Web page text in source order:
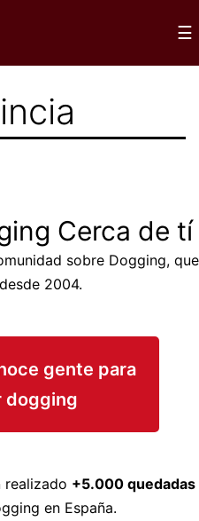
☰
×
Cerca de tí
sobre Dogging, que
2004.
gente para
dogging
+5.000 quedadas
en España.